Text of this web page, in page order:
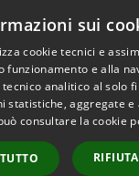
Fatturazione
Copyright
sui
cookie tecnici e
funzionamento e alla
tecnico analitico al solo
statistiche, aggregate e
consultare la cookie